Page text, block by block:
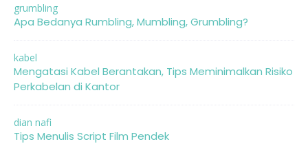
grumbling
Apa Bedanya Rumbling, Mumbling, Grumbling?
kabel
Mengatasi Kabel Berantakan, Tips Meminimalkan Risiko
Perkabelan di Kantor
dian nafi
Tips Menulis Script Film Pendek